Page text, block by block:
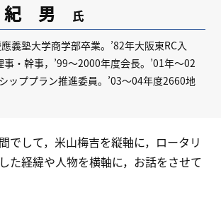
男 氏
義塾大学商学部卒業。’82年大阪東RC入
事・幹事，’99～2000年度会長。’01年～02
ッププラン推進委員。’03～04年度2660地
でして，米山梅吉を縦軸に，ロータリ
た経緯や人物を横軸に，お話をさせて